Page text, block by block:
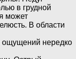
в грудной
может
В области
ощущений нередко